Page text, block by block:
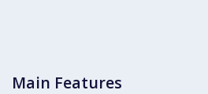
Main Features